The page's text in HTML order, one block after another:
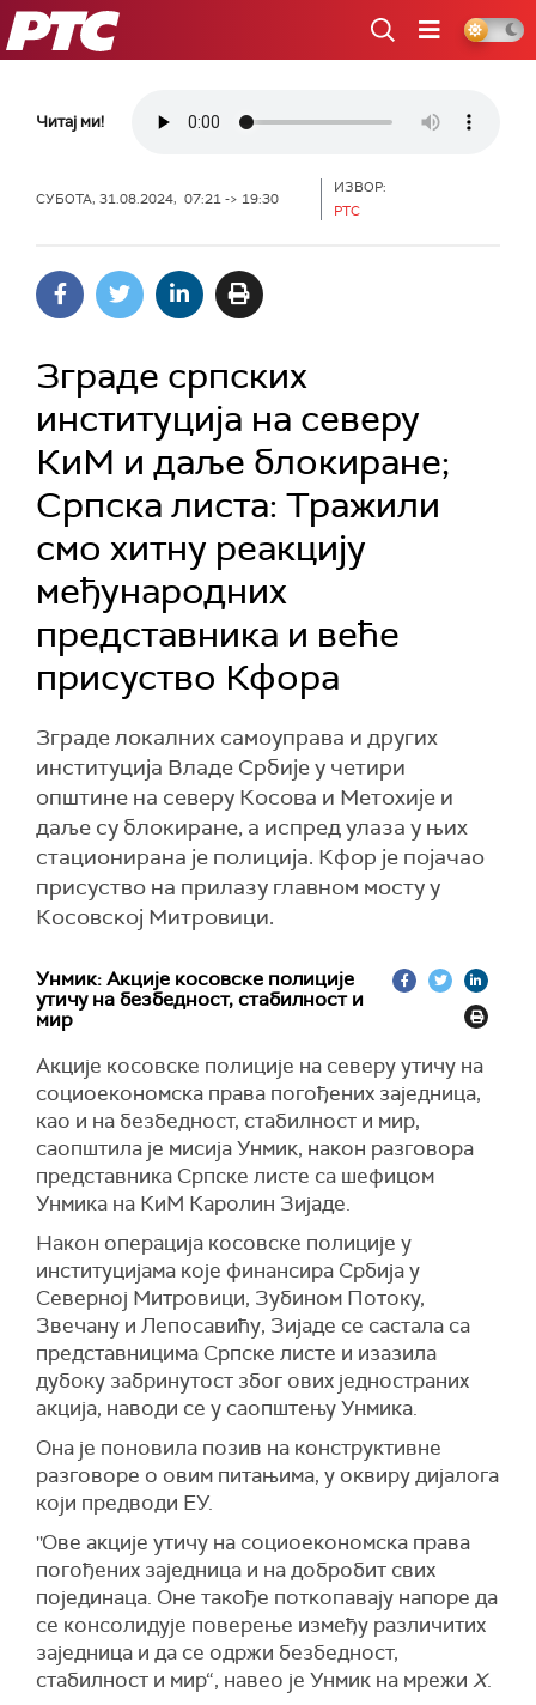
РТС
Читај ми!
СУБОТА, 31.08.2024, 07:21 -> 19:30
ИЗВОР:
РТС
Зграде српских
институција на северу
КиМ и даље блокиране;
Српска листа: Тражили
смо хитну реакцију
међународних
представника и веће
присуство Кфора
Зграде локалних самоуправа и других
институција Владе Србије у четири
општине на северу Косова и Метохије и
даље су блокиране, а испред улаза у њих
стационирана је полиција. Кфор је појачао
присуство на прилазу главном мосту у
Косовској Митровици.
Унмик: Акције косовске полиције
утичу на безбедност, стабилност и
мир
Акције косовске полиције на северу утичу на
социоекономска права погођених заједница,
као и на безбедност, стабилност и мир,
саопштила је мисија Унмик, након разговора
представника Српске листе са шефицом
Унмика на КиМ Каролин Зијаде.
Након операција косовске полиције у
институцијама које финансира Србија у
Северној Митровици, Зубином Потоку,
Звечану и Лепосавићу, Зијаде се састала са
представницима Српске листе и изазила
дубоку забринутост због ових једностраних
акција, наводи се у саопштењу Унмика.
Она је поновила позив на конструктивне
разговоре о овим питањима, у оквиру дијалога
који предводи ЕУ.
''Ове акције утичу на социоекономска права
погођених заједница и на добробит свих
појединаца. Оне такође поткопавају напоре да
се консолидује поверење између различитих
заједница и да се одржи безбедност,
стабилност и мир“, навео је Унмик на мрежи X.